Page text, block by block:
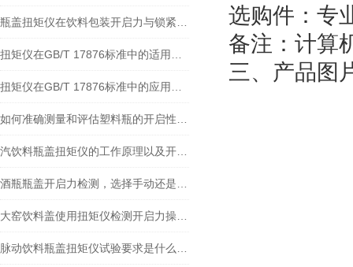
选购件：专
备注：计算
三、产品图